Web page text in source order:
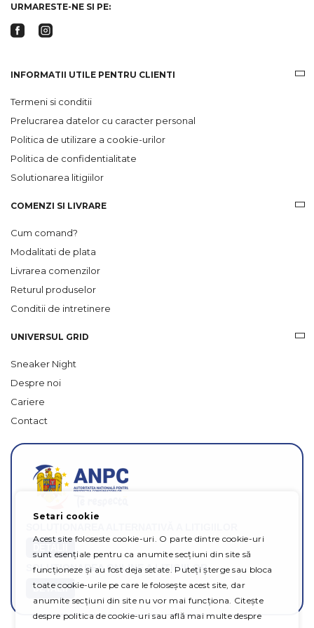
URMARESTE-NE SI PE:
INFORMATII UTILE PENTRU CLIENTI
Termeni si conditii
Prelucrarea datelor cu caracter personal
Politica de utilizare a cookie-urilor
Politica de confidentialitate
Solutionarea litigiilor
COMENZI SI LIVRARE
Cum comand?
Modalitati de plata
Livrarea comenzilor
Returul produselor
Conditii de intretinere
UNIVERSUL GRID
Sneaker Night
Despre noi
Cariere
Contact
SOLUȚIONAREA ONLINE A LITIGIILOR
DETALII
Setari cookie
Acest site foloseste cookie-uri. O parte dintre cookie-uri
sunt esențiale pentru ca anumite secțiuni din site să
funcționeze și au fost deja setate. Puteți șterge sau bloca
toate cookie-urile pe care le folosește acest site, dar
anumite secțiuni din site nu vor mai funcționa. Citește
despre politica de cookie-uri sau află mai multe despre